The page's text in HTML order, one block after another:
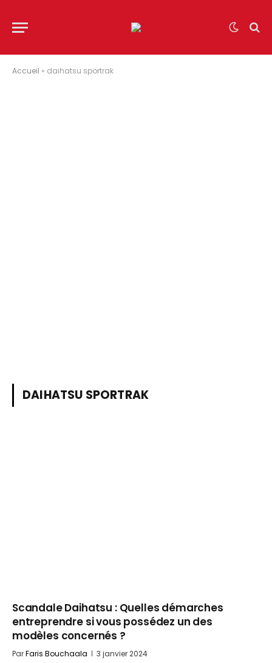
Accueil » daihatsu sportrak
DAIHATSU SPORTRAK
Scandale Daihatsu : Quelles démarches
entreprendre si vous possédez un des
modèles concernés ?
ParFaris Bouchaala 3 janvier 2024